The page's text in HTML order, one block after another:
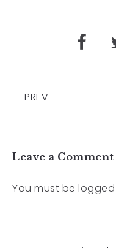
PREV
Leave a Comment
You must be logged